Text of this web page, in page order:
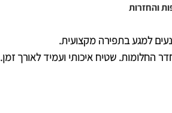
והחזרות
למגע בתפירה מקצועית.
החלומות. שטיח איכותי ועמיד לאורך זמן.